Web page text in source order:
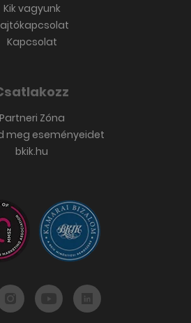
Kik vagyunk
Kapcsolat
Partneri Zóna
meg eseményeidet
bkik.hu